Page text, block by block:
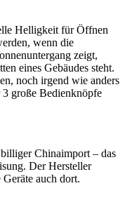
Helligkeit für Öffnen
wenn die
zeigt,
eines Gebäudes steht.
noch irgend wie anders
große Bedienknöpfe
Chinaimport – das
Der Hersteller
auch dort.